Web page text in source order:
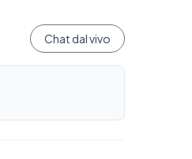
Chat dal vivo